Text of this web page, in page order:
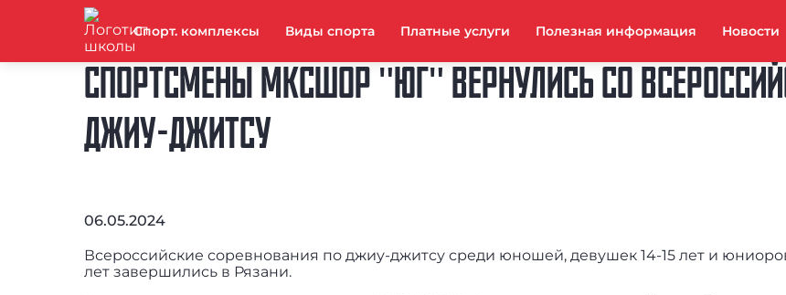
Спорт. комплексы Виды спорта Платные услуги Полезная информация Новости
СПОРТСМЕНЫ МКСШОР "ЮГ" ВЕРНУЛИСЬ СО
ДЖИУ-ДЖИТСУ
06.05.2024
Всероссийские соревнования по джиу-джитсу среди юношей, девушек 14-15 лет и
лет завершились в Рязани.